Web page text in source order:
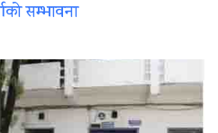
सम्भावना